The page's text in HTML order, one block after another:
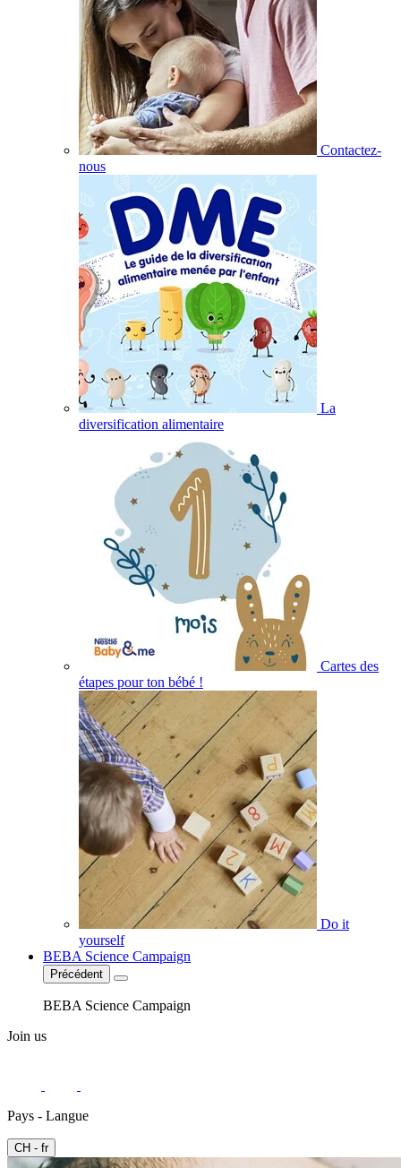
Contactez-
nous
La
diversification alimentaire
Cartes des
étapes pour ton bébé !
Do it
yourself
BEBA Science Campaign
Précédent
BEBA Science Campaign
Join us
Pays - Langue
CH - fr